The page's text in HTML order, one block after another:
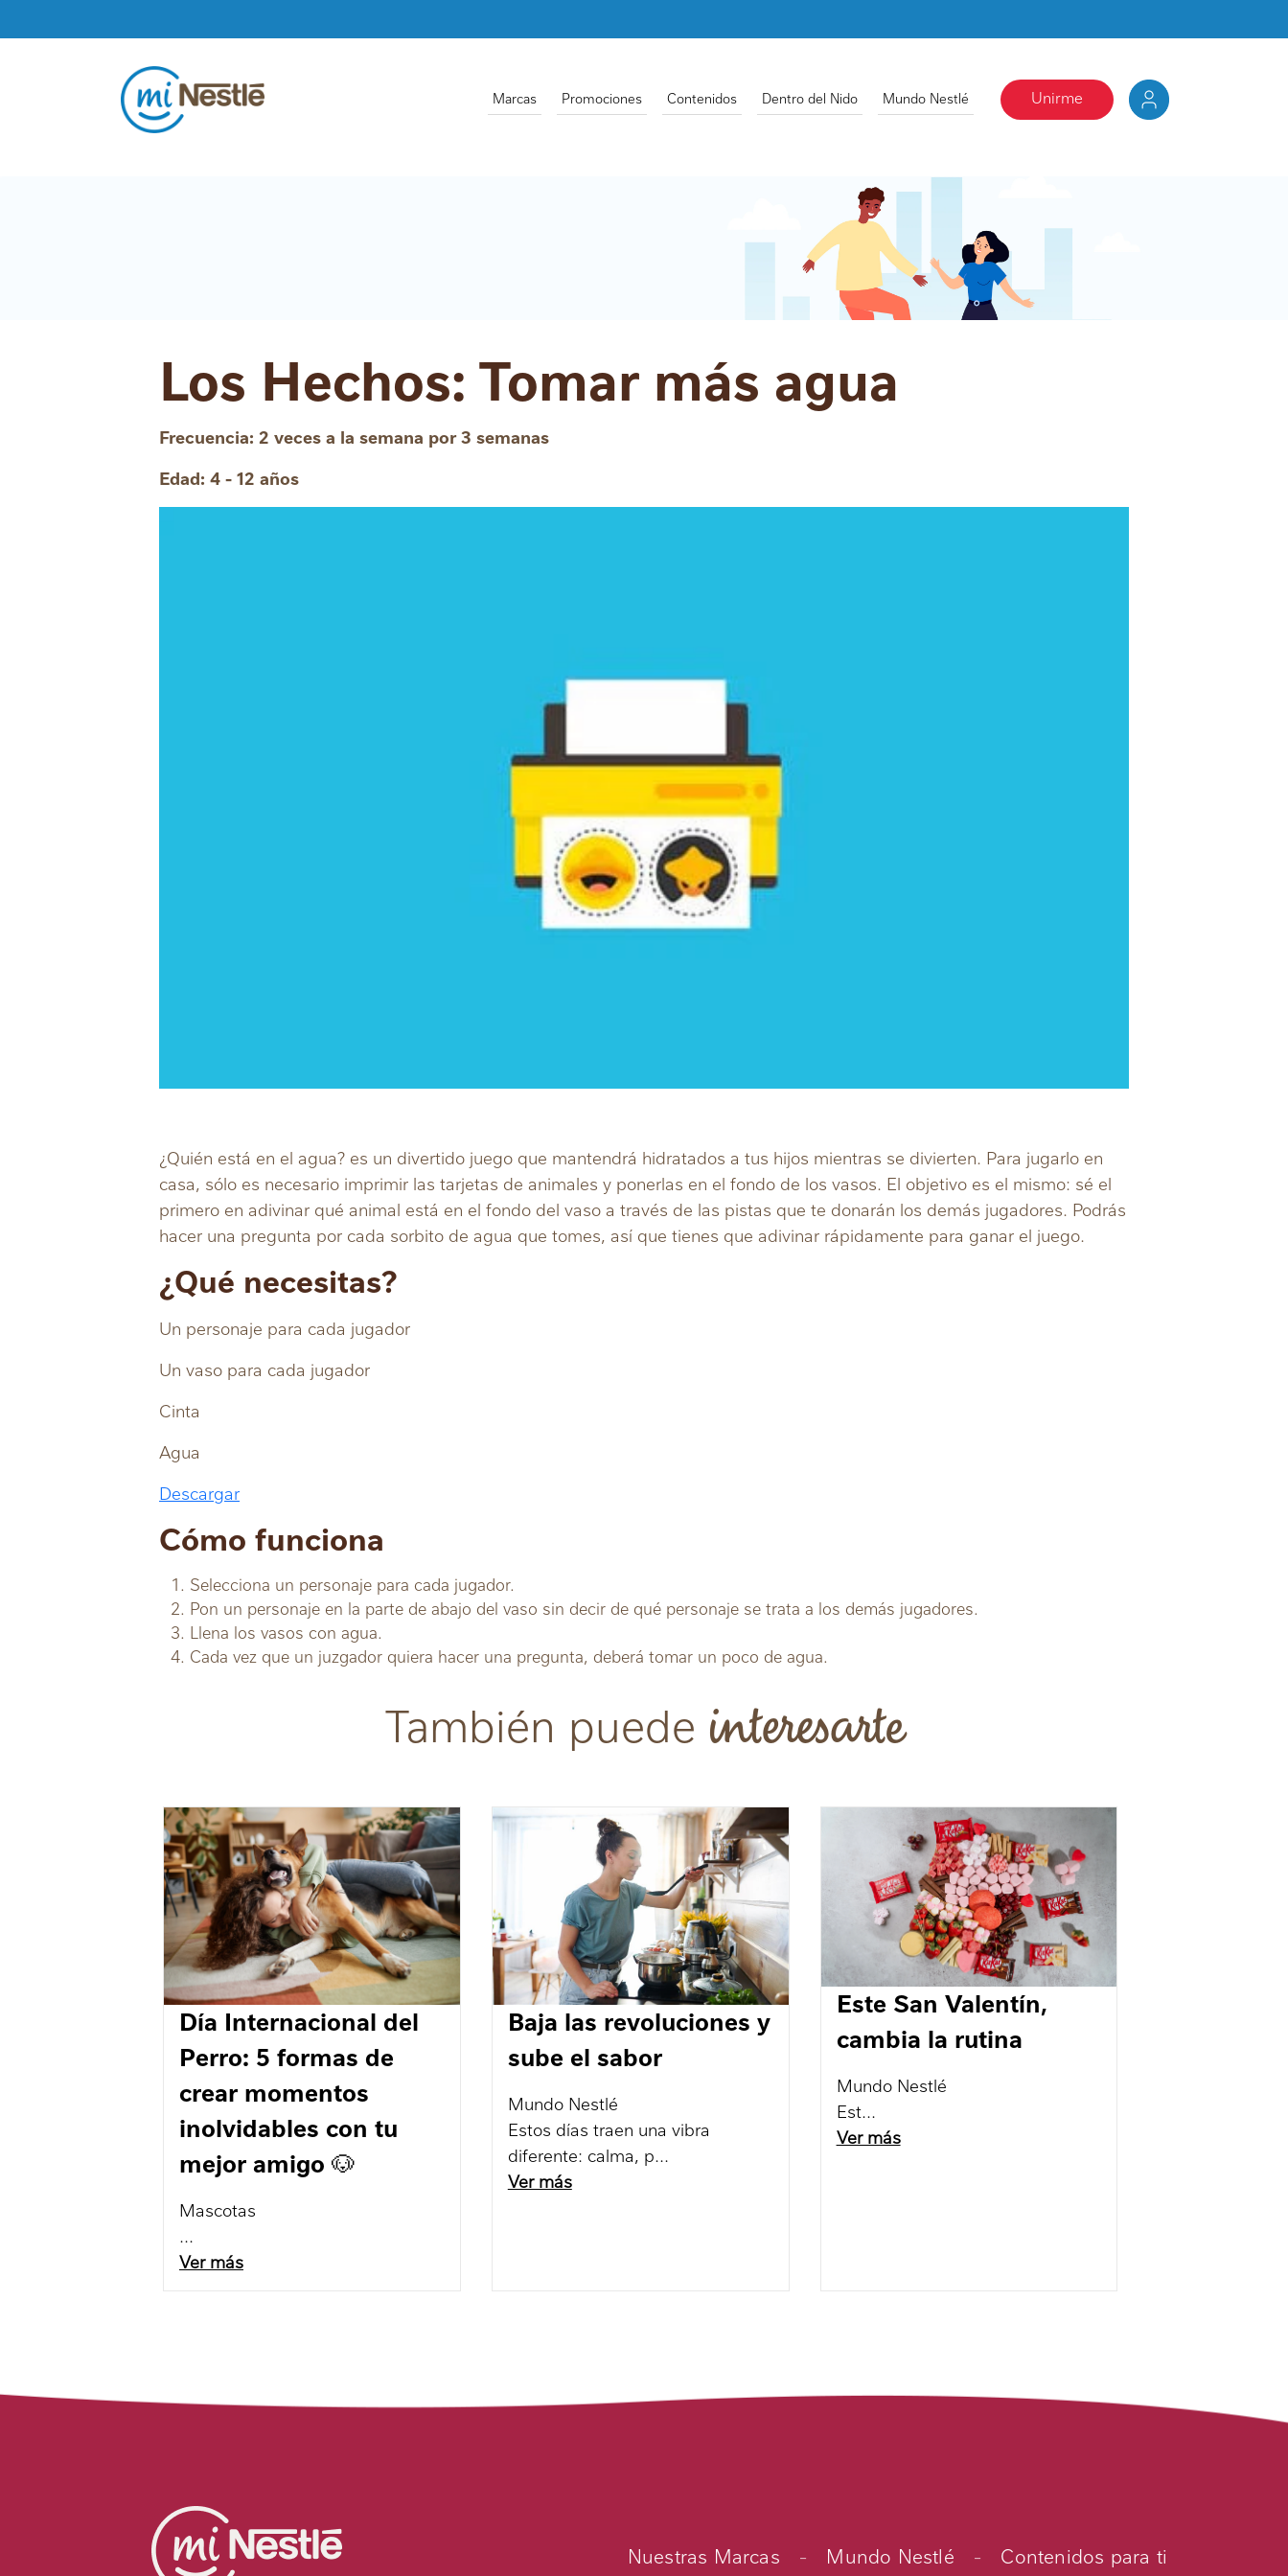
Marcas Promociones Contenidos Dentro del Nido Mundo Nestlé Unirme
Los Hechos: Tomar más agua
Frecuencia: 2 veces a la semana por 3 semanas
Edad: 4 - 12 años
¿Quién está en el agua? es un divertido juego que mantendrá hidratados a tus hijos mientras se divierten. Para jugarlo en
casa, sólo es necesario imprimir las tarjetas de animales y ponerlas en el fondo de los vasos. El objetivo es el mismo: sé el
primero en adivinar qué animal está en el fondo del vaso a través de las pistas que te donarán los demás jugadores. Podrás
hacer una pregunta por cada sorbito de agua que tomes, así que tienes que adivinar rápidamente para ganar el juego.
¿Qué necesitas?
Un personaje para cada jugador
Un vaso para cada jugador
Cinta
Agua
Descargar
Cómo funciona
Selecciona un personaje para cada jugador.
Pon un personaje en la parte de abajo del vaso sin decir de qué personaje se trata a los demás jugadores.
Llena los vasos con agua.
Cada vez que un juzgador quiera hacer una pregunta, deberá tomar un poco de agua.
También puede interesarte
Día Internacional del
Perro: 5 formas de
crear momentos
inolvidables con tu
mejor amigo 🐶
Mascotas
Ver más
Baja las revoluciones y
sube el sabor
Mundo Nestlé
Estos días traen una vibra
diferente: calma, p
Ver más
Este San Valentín,
cambia la rutina
Mundo Nestlé
Est
Ver más
Nuestras Marcas - Mundo Nestlé - Contenidos para ti